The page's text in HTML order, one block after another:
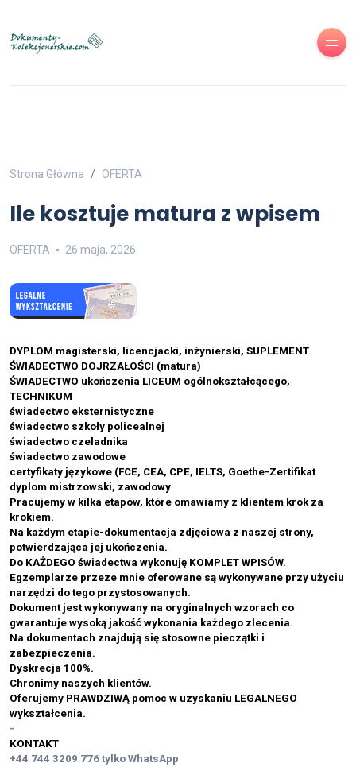
Strona Główna OFERTA
Ile kosztuje matura z wpisem
OFERTA 26 maja, 2026
DYPLOM magisterski, licencjacki, inżynierski, SUPLEMENT
ŚWIADECTWO DOJRZAŁOŚCI (matura)
ŚWIADECTWO ukończenia LICEUM ogólnokształcącego,
TECHNIKUM
świadectwo eksternistyczne
świadectwo szkoły policealnej
świadectwo czeladnika
świadectwo zawodowe
certyfikaty językowe (FCE, CEA, CPE, IELTS, Goethe-Zertifikat
dyplom mistrzowski, zawodowy
Pracujemy w kilka etapów, które omawiamy z klientem krok za
krokiem.
Na każdym etapie-dokumentacja zdjęciowa z naszej strony,
potwierdzająca jej ukończenia.
Do KAŻDEGO świadectwa wykonuję KOMPLET WPISÓW.
Egzemplarze przeze mnie oferowane są wykonywane przy użyciu
narzędzi do tego przystosowanych.
Dokument jest wykonywany na oryginalnych wzorach co
gwarantuje wysoką jakość wykonania każdego zlecenia.
Na dokumentach znajdują się stosowne pieczątki i
zabezpieczenia.
Dyskrecja 100%.
Chronimy naszych klientów.
Oferujemy PRAWDZIWĄ pomoc w uzyskaniu LEGALNEGO
wykształcenia.
-
KONTAKT
+44 744 3209 776 tylko WhatsApp